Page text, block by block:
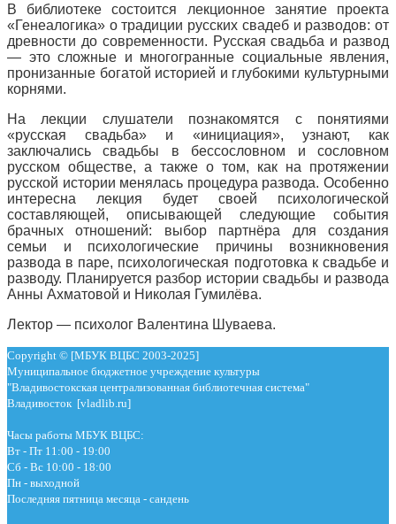
В библиотеке состоится лекционное занятие проекта
«Генеалогика» о традиции русских свадеб и разводов: от
древности до современности. Русская свадьба и развод
— это сложные и многогранные социальные явления,
пронизанные богатой историей и глубокими культурными
корнями.
На лекции слушатели познакомятся с понятиями
«русская свадьба» и «инициация», узнают, как
заключались свадьбы в бессословном и сословном
русском обществе, а также о том, как на протяжении
русской истории менялась процедура развода. Особенно
интересна лекция будет своей психологической
составляющей, описывающей следующие события
брачных отношений: выбор партнёра для создания
семьи и психологические причины возникновения
развода в паре, психологическая подготовка к свадьбе и
разводу. Планируется разбор истории свадьбы и развода
Анны Ахматовой и Николая Гумилёва.
Лектор — психолог Валентина Шуваева.
Copyright © [МБУК ВЦБС 2003-2025]
Муниципальное бюджетное учреждение культуры
"Владивостокская централизованная библиотечная система"
Владивосток [vladlib.ru]
Часы работы МБУК ВЦБС:
Вт - Пт 11:00 - 19:00
Сб - Вс 10:00 - 18:00
Пн - выходной
Последняя пятница месяца - сандень